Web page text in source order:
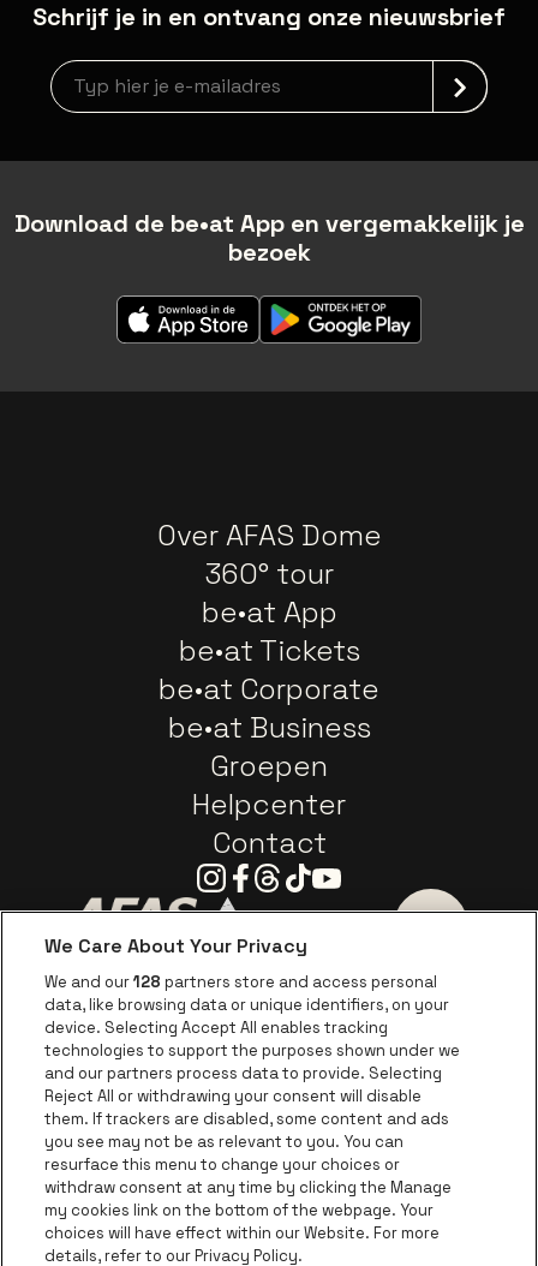
Schrijf je in en ontvang onze nieuwsbrief
Nieuwsbrief aanmelding
Download de be•at App en vergemakkelijk je
bezoek
Over AFAS Dome
360° tour
be•at App
be•at Tickets
be•at Corporate
be•at Business
Groepen
Helpcenter
Contact
Instagram
Facebook
Threads
TiktokYoutube
Ga naar de website van
Ga naar
Ga naar de website van Europcar
Ga naar de
Ga naar de website van Coca-Cola
Ga naar de website van
Ga naar de
Ga naar de website van Champagne
Ga naar de website
Ga naar de website van Het
Ga naar de
AFAS Dome is een deel van be•at
We Care About Your Privacy
We and our128 partners store and access personal
data, like browsing data or unique identifiers, on your
device. Selecting Accept All enables tracking
technologies to support the purposes shown under we
and our partners process data to provide. Selecting
Reject All or withdrawing your consent will disable
them. If trackers are disabled, some content and ads
you see may not be as relevant to you. You can
resurface this menu to change your choices or
withdraw consent at any time by clicking the Manage
my cookies link on the bottom of the webpage. Your
choices will have effect within our Website. For more
details, refer to our Privacy Policy.